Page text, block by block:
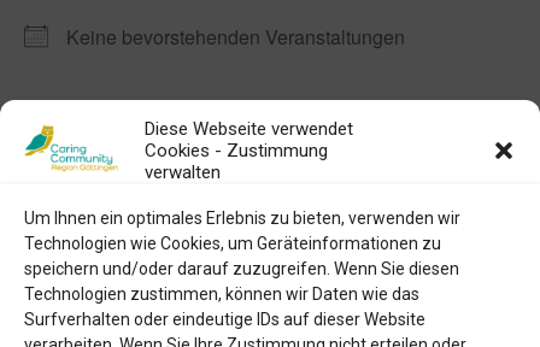
Diese Webseite verwendet
Cookies - Zustimmung
verwalten
Um Ihnen ein optimales Erlebnis zu bieten, verwenden wir
Technologien wie Cookies, um Geräteinformationen zu
speichern und/oder darauf zuzugreifen. Wenn Sie diesen
Technologien zustimmen, können wir Daten wie das
Surfverhalten oder eindeutige IDs auf dieser Website
Keine bevorstehenden Veranstaltungen
gr. Seminarraum der Geriatrie (4.OG)
Kommende Veranstaltungen
Keine Veranstaltungen an diesem Ort